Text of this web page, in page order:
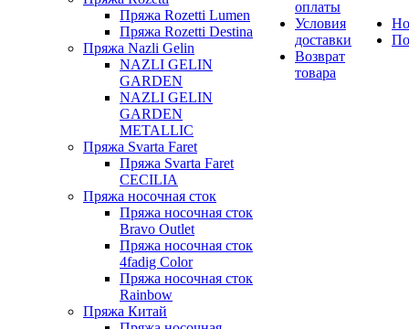
Пряжа Rozetti Lumen
Пряжа Rozetti Destina
Пряжа Nazli Gelin
NAZLI GELIN
GARDEN
NAZLI GELIN
GARDEN
METALLIC
Пряжа Svarta Faret
Пряжа Svarta Faret
CECILIA
Пряжа носочная сток
Пряжа носочная сток
Bravo Outlet
Пряжа носочная сток
4fadig Color
Пряжа носочная сток
Rainbow
Пряжа Китай
оплаты
Условия
доставки
Возврат
товара